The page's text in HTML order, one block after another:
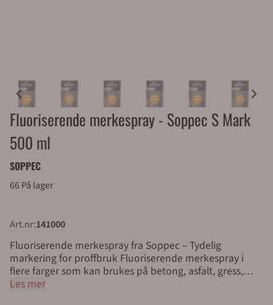
Fluoriserende merkespray - Soppec S Mark
500 ml
SOPPEC
66 På lager
Art.nr:141000
Fluoriserende merkespray fra Soppec – Tydelig
markering for proffbruk Fluoriserende merkespray i
flere farger som kan brukes på betong, asfalt, gress,
grus, sand og treverk. Soppec S Mark fluoriserende
Les mer